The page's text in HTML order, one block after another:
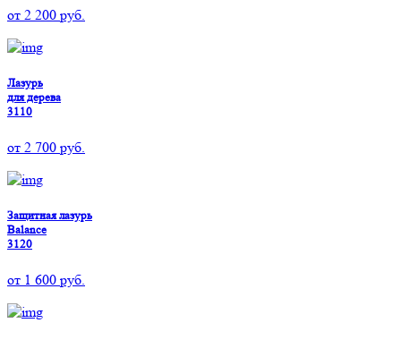
от 2 200 руб.
Лазурь
для дерева
3110
от 2 700 руб.
Защитная лазурь
Balance
3120
от 1 600 руб.